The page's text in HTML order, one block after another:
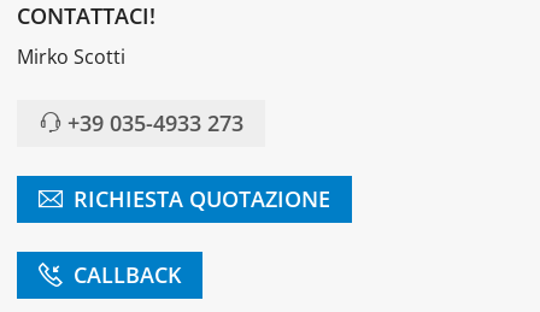
CONTATTACI!
Mirko Scotti
+39 035-4933 273
RICHIESTA QUOTAZIONE
CALLBACK